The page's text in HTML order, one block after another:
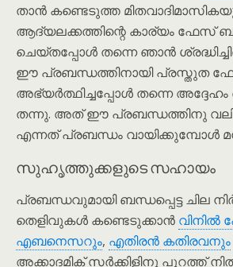
താൻ കണ്ടെടുത്ത
ആദ്യലക്കത്തിന്റെ കാര്യം ഫേസ്
ചെയ്തപ്പോൾ തന്നെ ഞാൻ
ഈ പ്രബന്ധത്തിനായി പ്രസ്തുത
അഭ്യർത്ഥിച്ചപ്പോൾ തന്നെ
തന്നു. അത് ഈ പ്രബന്ധത്തിനു
എന്നത് പ്രബന്ധം വായിക്കുമ്പോൾ
സുഹൃത്തുക്കളുടെ സഹായം
പ്രബന്ധവുമായി ബന്ധപ്പെട്ട ചില
തെളിവുകൾ കണ്ടെടുക്കാൻ വിനിൽ
എബനെസറും, എതിരൻ കതിരവനും
അക്കാദമിക് സർക്കിളിനു പുറത്ത്